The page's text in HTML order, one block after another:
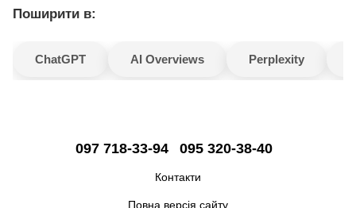
Поширити в:
ChatGPT AI Overviews Perplexity
097 718-33-94 095 320-38-40
Контакти
Повна версія сайту